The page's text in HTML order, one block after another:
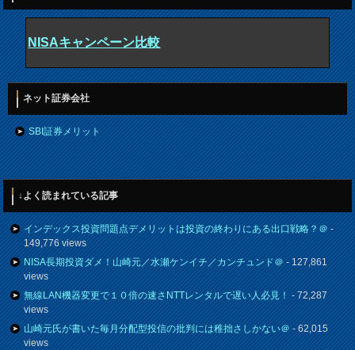
NISAキャンペーン比較
ネット証券会社
SBI証券メリット
↓よく読まれている記事
インデックス投資問題点デメリットは投資の終わりにある出口戦略？＠-
149,776 views
NISA長期投資ダメ！山崎元／水瀬ケンイチ／カンチュンド＠- 127,861
views
無線LAN機器変更で１０倍の速さNTTレンタルで遅い人必見！- 72,287
views
山崎元氏が書いた毎月分配型投信の批判には稚拙さしかない＠- 62,015
views